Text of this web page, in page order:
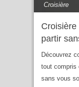
Croisière
partir
Découvrez
tout compris
sans vous